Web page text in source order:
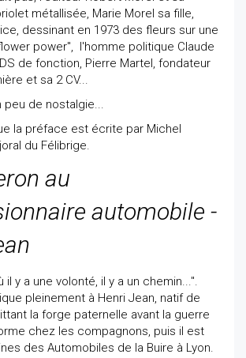
métallisée, Marie Morel sa fille,
dessinant en 1973 des fleurs sur une
power", l'homme politique Claude
de fonction, Pierre Martel, fondateur
et sa 2 CV...
peu de nostalgie...
la préface est écrite par Michel
du Félibrige.
au
automobile -
il y a une volonté, il y a un chemin...".
pleinement à Henri Jean, natif de
la forge paternelle avant la guerre
chez les compagnons, puis il est
des Automobiles de la Buire à Lyon.